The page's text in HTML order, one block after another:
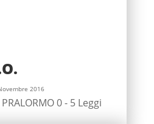
2016
0 - 5 Leggi